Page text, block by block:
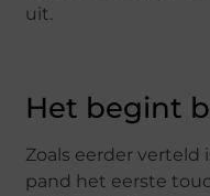
uit.
Het begint
Zoals eerder
pand het eerste